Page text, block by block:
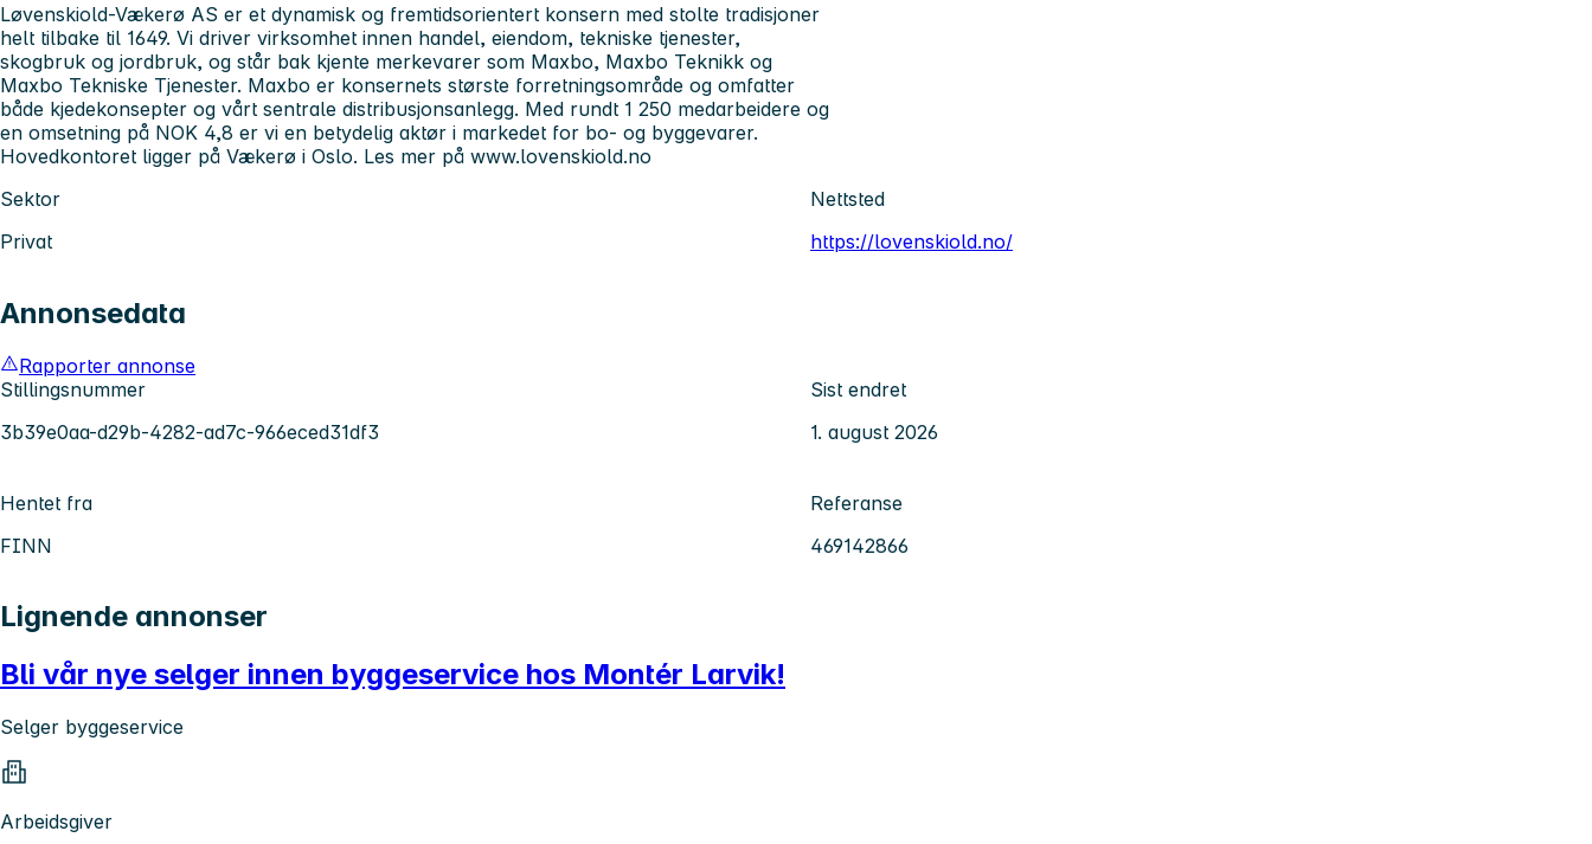
Løvenskiold-Vækerø AS er et dynamisk og fremtidsorientert konsern med stolte tradisjoner
helt tilbake til 1649. Vi driver virksomhet innen handel, eiendom, tekniske tjenester,
skogbruk og jordbruk, og står bak kjente merkevarer som Maxbo, Maxbo Teknikk og
Maxbo Tekniske Tjenester. Maxbo er konsernets største forretningsområde og omfatter
både kjedekonsepter og vårt sentrale distribusjonsanlegg. Med rundt 1 250 medarbeidere og
en omsetning på NOK 4,8 er vi en betydelig aktør i markedet for bo- og byggevarer.
Hovedkontoret ligger på Vækerø i Oslo. Les mer på www.lovenskiold.no
Sektor
Privat
Nettsted
https://lovenskiold.no/
Annonsedata
Rapporter annonse
Stillingsnummer
3b39e0aa-d29b-4282-ad7c-966eced31df3
Sist endret
1. august 2026
Hentet fra
FINN
Referanse
469142866
Lignende annonser
Bli vår nye selger innen byggeservice hos Montér Larvik!
Selger byggeservice
Arbeidsgiver